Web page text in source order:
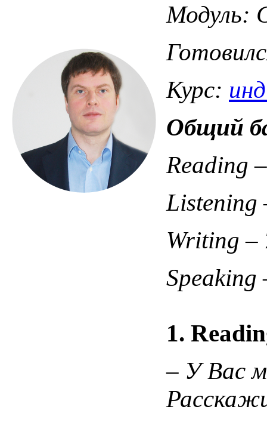
Модуль:
Курс:
Общий
Reading
Listening
Writing –
Speaking
1.
– У Вас